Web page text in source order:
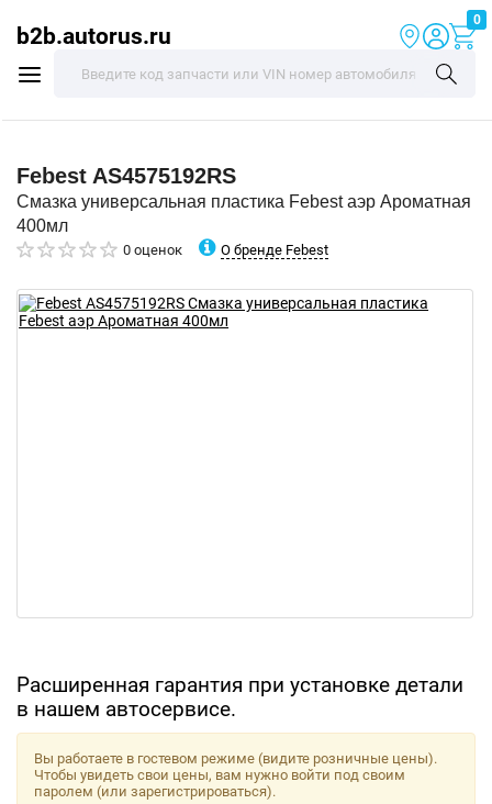
b2b.autorus.ru
0
Febest AS4575192RS
Смазка универсальная пластика Febest аэр Ароматная
400мл
0 оценок О бренде Febest
Расширенная гарантия при установке детали
в нашем автосервисе.
Вы работаете в гостевом режиме (видите розничные цены).
Чтобы увидеть свои цены, вам нужно войти под своим
паролем (или зарегистрироваться).